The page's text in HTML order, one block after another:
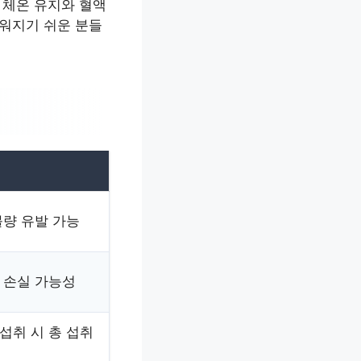
온 유지와 혈액
지기 쉬운 분들
유발 가능
실 가능성
취 시 총 섭취